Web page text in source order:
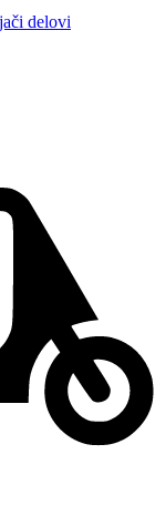
delovi